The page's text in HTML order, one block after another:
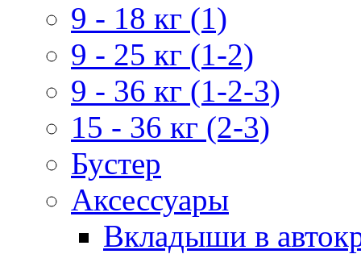
9 - 18 кг (1)
9 - 25 кг (1-2)
9 - 36 кг (1-2-3)
15 - 36 кг (2-3)
Бустер
Аксессуары
Вкладыши в